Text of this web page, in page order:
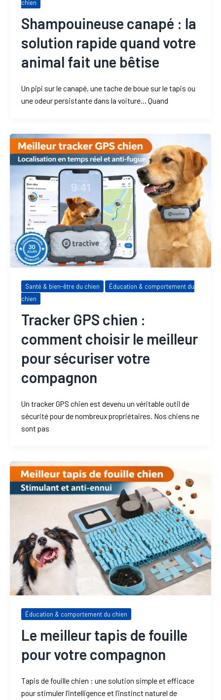
chien
Shampouineuse canapé : la
solution rapide quand votre
animal fait une bêtise
Un pipi sur le canapé, une tache de boue sur le tapis ou
une odeur persistante dans la voiture… Quand
Santé & bien-être du chien
Éducation & comportement du
chien
Tracker GPS chien :
comment choisir le meilleur
pour sécuriser votre
compagnon
Un tracker GPS chien est devenu un véritable outil de
sécurité pour de nombreux propriétaires. Nos chiens ne
sont pas
Éducation & comportement du chien
Le meilleur tapis de fouille
pour votre compagnon
Tapis de fouille chien : une solution simple et efficace
pour stimuler l’intelligence et l’instinct naturel de